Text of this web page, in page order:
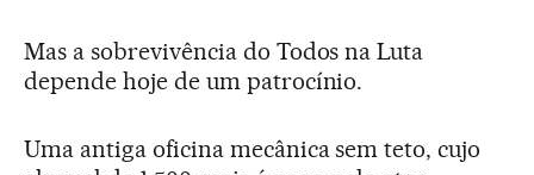
Mas a sobrevivência do Todos na Luta
depende hoje de um patrocínio.
Uma antiga oficina mecânica sem teto, cujo